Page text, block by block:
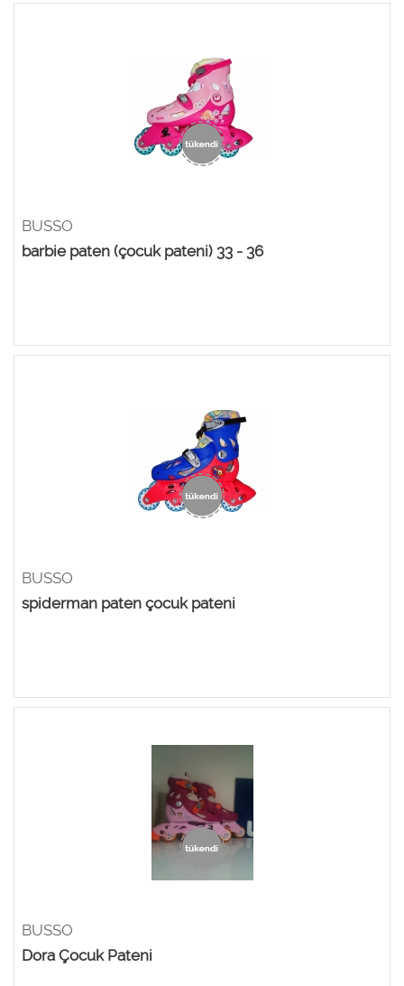
BUSSO
barbie paten (çocuk pateni) 33 - 36
BUSSO
spiderman paten çocuk pateni
BUSSO
Dora Çocuk Pateni